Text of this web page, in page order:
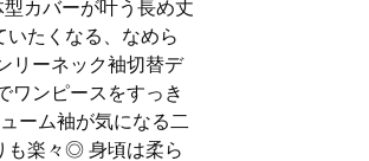
カバーが叶う長め丈
たくなる、なめら
リーネック袖切替デ
ワンピースをすっき
ーム袖が気になる二
も楽々◎ 身頃は柔ら